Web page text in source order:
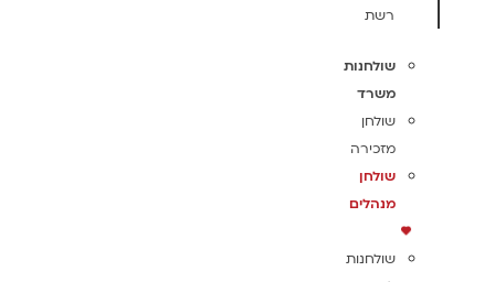
רשת
שולחנות
משרד
שולחן
מזכירה
שולחן
מנהלים
שולחנות